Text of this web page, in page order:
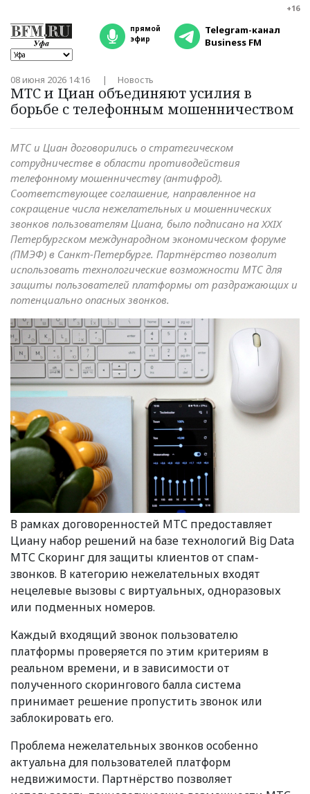
+16
прямой
эфир
Telegram-канал
Business FM
08 июня 2026 14:16 Новость
МТС и Циан объединяют усилия в
борьбе с телефонным мошенничеством
МТС и Циан договорились о стратегическом
сотрудничестве в области противодействия
телефонному мошенничеству (антифрод).
Соответствующее соглашение, направленное на
сокращение числа нежелательных и мошеннических
звонков пользователям Циана, было подписано на XXIX
Петербургском международном экономическом форуме
(ПМЭФ) в Санкт-Петербурге. Партнёрство позволит
использовать технологические возможности МТС для
защиты пользователей платформы от раздражающих и
потенциально опасных звонков.
В рамках договоренностей МТС предоставляет
Циану набор решений на базе технологий Big Data
МТС Скоринг для защиты клиентов от спам-
звонков. В категорию нежелательных входят
нецелевые вызовы с виртуальных, одноразовых
или подменных номеров.
Каждый входящий звонок пользователю
платформы проверяется по этим критериям в
реальном времени, и в зависимости от
полученного скорингового балла система
принимает решение пропустить звонок или
заблокировать его.
Проблема нежелательных звонков особенно
актуальна для пользователей платформ
недвижимости. Партнёрство позволяет